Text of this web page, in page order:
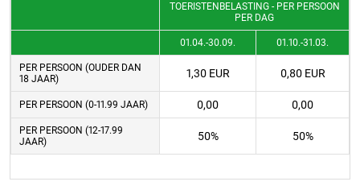
TOERISTENBELASTING - PER PERSOON
PER DAG
01.04.-30.09. 01.10.-31.03.
PER PERSOON (OUDER DAN
18 JAAR)
1,30 EUR 0,80 EUR
PER PERSOON (0-11.99 JAAR) 0,00 0,00
PER PERSOON (12-17.99
JAAR)
50% 50%